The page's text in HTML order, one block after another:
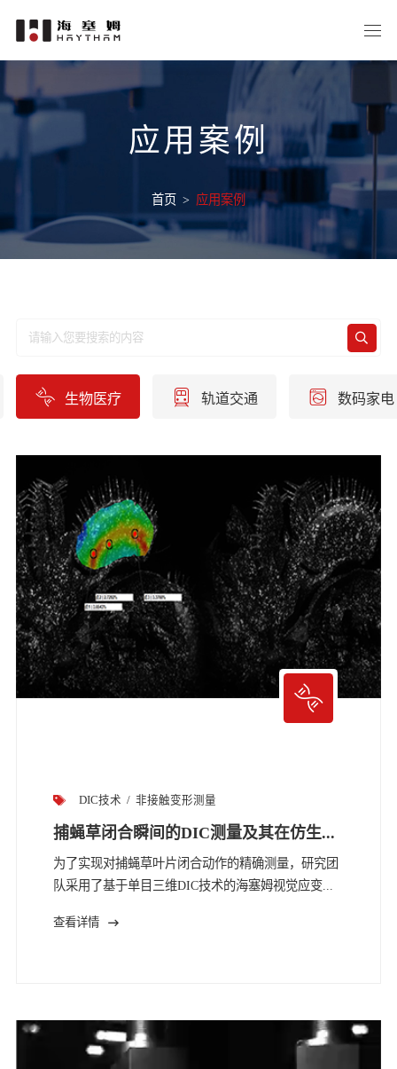
应用案例
首页 > 应用案例
生物医疗 轨道交通 数码家电
DIC技术 非接触变形测量
捕蝇草闭合瞬间的DIC测量及其在仿生...
为了实现对捕蝇草叶片闭合动作的精确测量，研究团
队采用了基于单目三维DIC技术的海塞姆视觉应变...
查看详情